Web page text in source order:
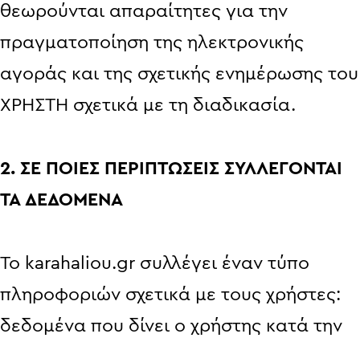
θεωρούνται απαραίτητες για την
πραγματοποίηση της ηλεκτρονικής
αγοράς και της σχετικής ενημέρωσης του
ΧΡΗΣΤΗ σχετικά με τη διαδικασία.
2. ΣΕ ΠΟΙΕΣ ΠΕΡΙΠΤΩΣΕΙΣ ΣΥΛΛΕΓΟΝΤΑΙ
ΤΑ ΔΕΔΟΜΕΝΑ
Το karahaliou.gr συλλέγει έναν τύπο
πληροφοριών σχετικά με τους χρήστες:
δεδομένα που δίνει ο χρήστης κατά την